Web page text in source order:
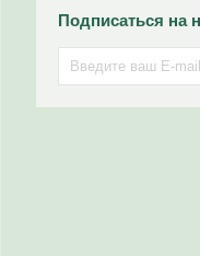
Подписаться на